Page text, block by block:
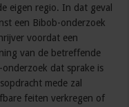
eigen regio. In dat geval
een Bibob-onderzoek
voordat een
van de betreffende
dat sprake is
mede zal
feiten verkregen of